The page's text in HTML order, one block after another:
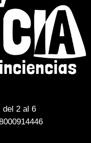
del 2 al 6